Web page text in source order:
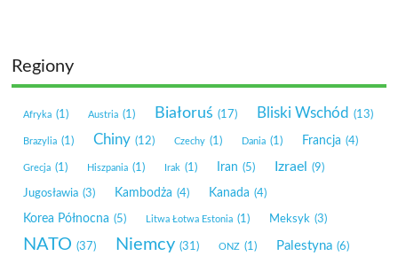
Regiony
Afryka (1) Austria (1) Białoruś (17) Bliski Wschód (13)
Brazylia (1) Chiny (12) Czechy (1) Dania (1) Francja (4)
Grecja (1) Hiszpania (1) Irak (1) Iran (5) Izrael (9)
Jugosławia (3) Kambodża (4) Kanada (4)
Korea Północna (5) Litwa Łotwa Estonia (1) Meksyk (3)
NATO (37) Niemcy (31) ONZ (1) Palestyna (6)